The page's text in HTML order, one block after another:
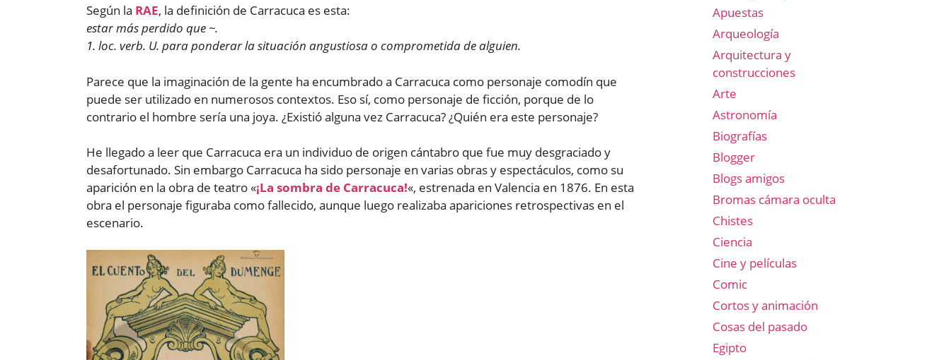
Según la RAE, la definición de Carracuca es esta:
estar más perdido que ~.
1. loc. verb. U. para ponderar la situación angustiosa o comprometida de alguien.
Parece que la imaginación de la gente ha encumbrado a Carracuca como personaje comodín que
puede ser utilizado en numerosos contextos. Eso sí, como personaje de ficción, porque de lo
contrario el hombre sería una joya. ¿Existió alguna vez Carracuca? ¿Quién era este personaje?
He llegado a leer que Carracuca era un individuo de origen cántabro que fue muy desgraciado y
desafortunado. Sin embargo Carracuca ha sido personaje en varias obras y espectáculos, como su
aparición en la obra de teatro «¡La sombra de Carracuca!«, estrenada en Valencia en 1876. En esta
obra el personaje figuraba como fallecido, aunque luego realizaba apariciones retrospectivas en el
escenario.
Apuestas
Arqueología
Arquitectura y
construcciones
Arte
Astronomía
Biografías
Blogger
Blogs amigos
Bromas cámara oculta
Chistes
Ciencia
Cine y películas
Comic
Cortos y animación
Cosas del pasado
Egipto